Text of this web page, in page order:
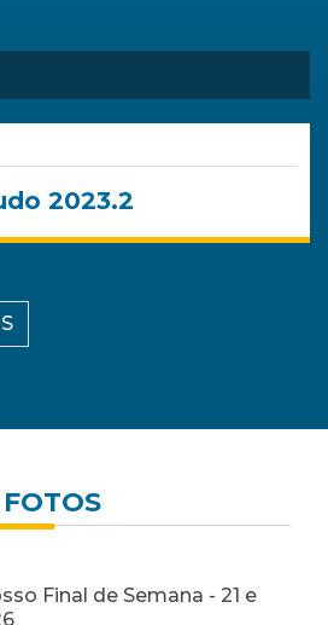
2023.2
da Pós-Graduação em
e Segurança Nutricional